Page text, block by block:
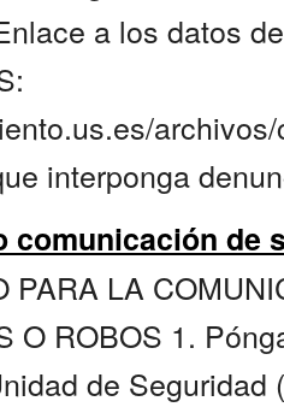
a los datos
interponga
comunicación de
PARA LA
O ROBOS 1.
de